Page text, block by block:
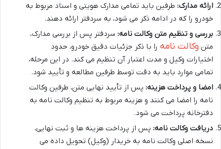
ارائه مدارک: طرفین باید تمامی مدارک هویتی و اسناد مربوط به
خودرو را که در ادامه ذکر می شود، به سردفتر ارائه دهند.
بررسی و تنظیم متن وکالت نامه: سردفتر پس از بررسی مدارک،
متن وکالت نامه را با ذکر جزئیات دقیق خودرو، حدود
اختیارات وکیل و مدت اعتبار آن تنظیم می کند. در این مرحله،
تمامی موارد باید به دقت توسط طرفین مطالعه و تأیید شود.
امضا و پرداخت هزینه: پس از تأیید نهایی متن، طرفین وکالت
نامه را امضا می کنند و هزینه مربوط به تنظیم وکالت نامه به
دفترخانه پرداخت می شود.
دریافت وکالت نامه: پس از پرداخت هزینه ها و ثبت نهایی،
نسخه اصلی وکالت نامه به خریدار (وکیل) تحویل داده می